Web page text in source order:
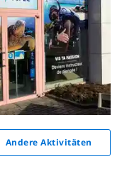
Andere Aktivitäten